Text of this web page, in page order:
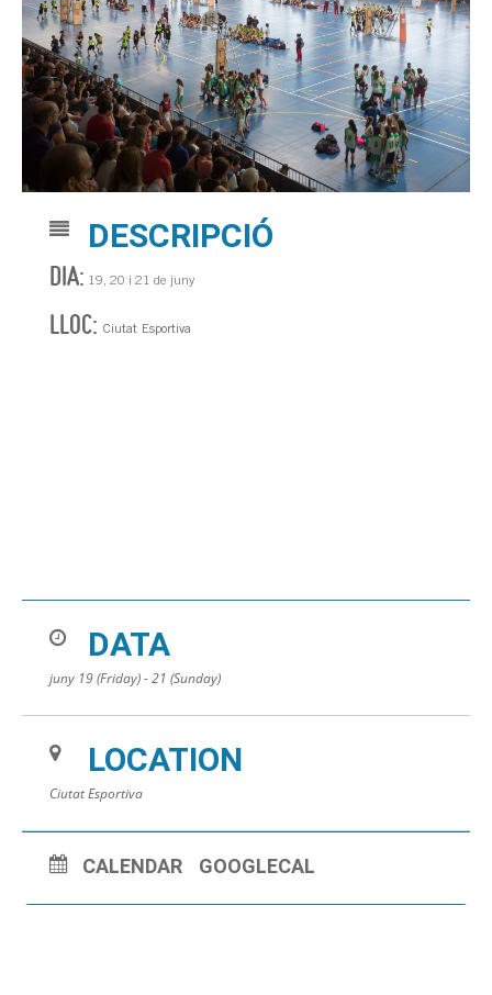
DESCRIPCIÓ
DIA: 19, 20 i 21 de juny
LLOC: Ciutat Esportiva
DATA
juny 19 (Friday) - 21 (Sunday)
LOCATION
Ciutat Esportiva
CALENDAR GOOGLECAL